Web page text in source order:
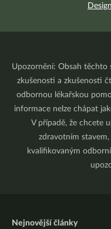
Upozornění: Obsah těchto
zkušenosti a zkušenosti
odbornou lékařskou
informace nelze chápat
V případě, že chcete
zdravotním
kvalifikovaným
Nejnovější články